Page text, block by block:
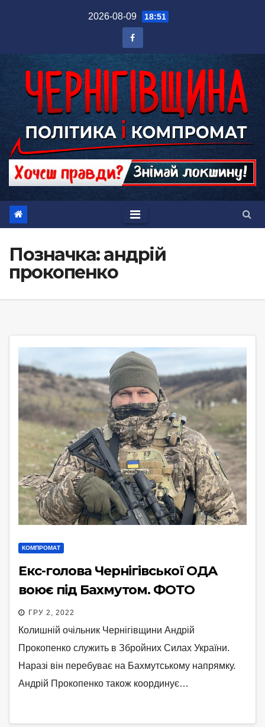
2026-08-09 18:51
Позначка:андрій
прокопенко
КОМПРОМАТ
Екс-голова Чернігівської ОДА
воює під Бахмутом. ФОТО
ГРУ 2, 2022
Колишній очільник Чернігівщини Андрій
Прокопенко служить в Збройних Силах України.
Наразі він перебуває на Бахмутському напрямку.
Андрій Прокопенко також координує…